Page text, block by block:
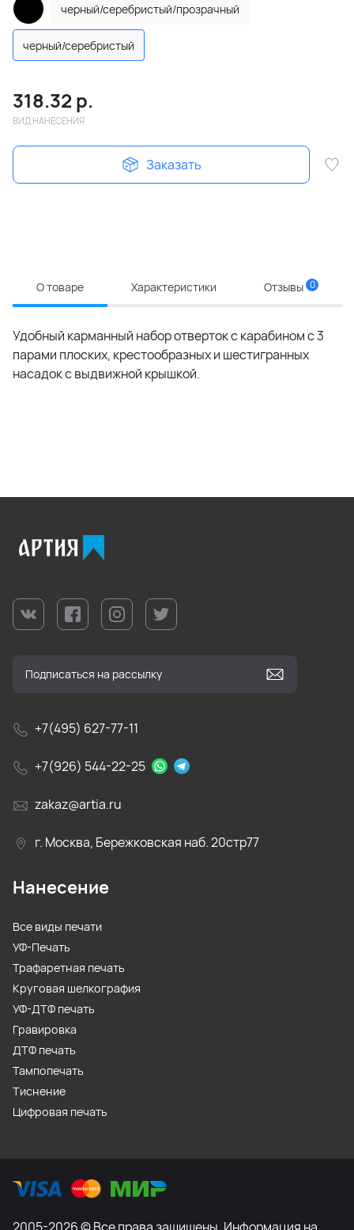
черный/серебристый/прозрачный
черный/серебристый
318.32 р.
ВИД НАНЕСЕНИЯ
Заказать
О товаре Характеристики Отзывы 0
Удобный карманный набор отверток с карабином с 3
парами плоских, крестообразных и шестигранных
насадок с выдвижной крышкой.
+7(495) 627-77-11
+7(926) 544-22-25
zakaz@artia.ru
г. Москва, Бережковская наб. 20стр77
Нанесение
Все виды печати
УФ-Печать
Трафаретная печать
Круговая шелкография
УФ-ДТФ печать
Гравировка
ДТФ печать
Тампопечать
Тиснение
Цифровая печать
2005-2026 © Все права защищены. Информация на